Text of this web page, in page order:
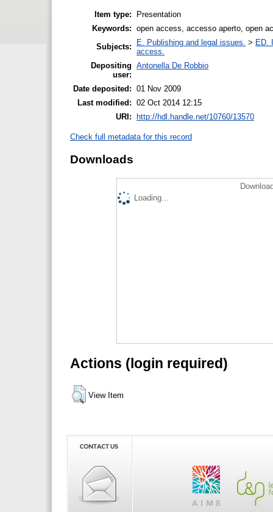
Item type:
Presentation
Keywords: open access, accesso aperto, open
Subjects:
E. Publishing and legal issues. > ED.
access.
Depositing
user:
Antonella De Robbio
Date deposited: 01 Nov 2009
Last modified: 02 Oct 2014 12:15
URI:
http://hdl.handle.net/10760/13570
Check full metadata for this record
Downloads
Loading...
Actions (login required)
View Item